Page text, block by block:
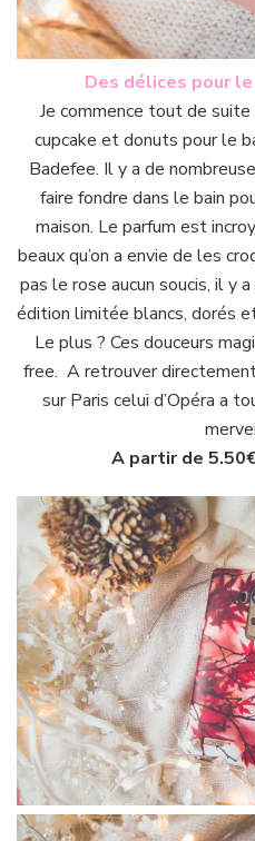
Des délices pour
Je commence tout de
cupcake et donuts pour le
Badefee. Il y a de
faire fondre dans le bain
maison. Le parfum est
beaux qu’on a envie de les
pas le rose aucun soucis, il y
édition limitée blancs, dorés
Le plus ? Ces douceurs
free. A retrouver
sur Paris celui d’Opéra a
A partir de